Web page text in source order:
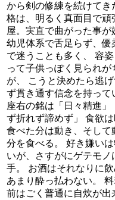
から剣の修練を続けてき
格は、明るく真面目で頑
屋。実直で曲がった事が
幼児体系で舌足らず、優
で迷うことも多く、 容姿
って子供っぽく見られが
が、 こうと決めたら逃
ず貫き通す信念を持って
座右の銘は「日々精進」
ず折れず諦めず」 食欲は
食べた分は動き、そして
分を食べる。 好き嫌い
いが、さすがにゲテモノ
手。 お酒はそれなりに飲
あまり酔っ払わない。
前はごく普通に自炊が出